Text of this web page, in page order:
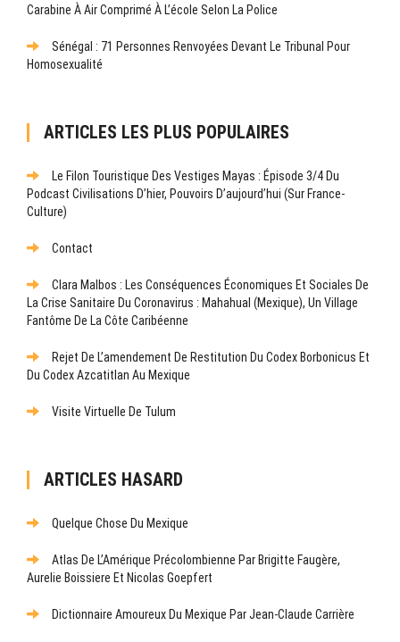
Carabine À Air Comprimé À L’école Selon La Police
Sénégal : 71 Personnes Renvoyées Devant Le Tribunal Pour
Homosexualité
ARTICLES LES PLUS POPULAIRES
Le Filon Touristique Des Vestiges Mayas : Épisode 3/4 Du
Podcast Civilisations D’hier, Pouvoirs D’aujourd’hui (sur France-
Culture)
Contact
Clara Malbos : Les Conséquences Économiques Et Sociales De
La Crise Sanitaire Du Coronavirus : Mahahual (Mexique), Un Village
Fantôme De La Côte Caribéenne
Rejet De L’amendement De Restitution Du Codex Borbonicus Et
Du Codex Azcatitlan Au Mexique
Visite Virtuelle De Tulum
ARTICLES HASARD
Quelque Chose Du Mexique
Atlas De L’Amérique Précolombienne Par Brigitte Faugère,
Aurelie Boissiere Et Nicolas Goepfert
Dictionnaire Amoureux Du Mexique Par Jean-Claude Carrière